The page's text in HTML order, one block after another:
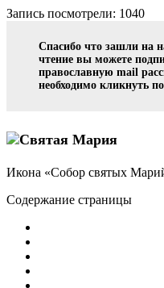
Запись посмотрели: 1040
Спасибо что зашли на
чтение вы можете
православную mail
необходимо кликнуть
Икона «Собор святых
Содержание страницы